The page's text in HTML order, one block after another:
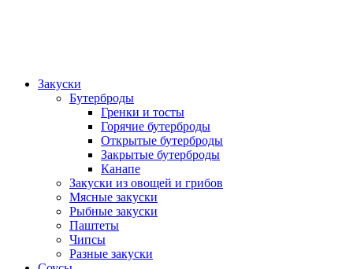
Закуски
Бутерброды
Гренки и тосты
Горячие бутерброды
Открытые бутерброды
Закрытые бутерброды
Канапе
Закуски из овощей и грибов
Мясные закуски
Рыбные закуски
Паштеты
Чипсы
Разные закуски